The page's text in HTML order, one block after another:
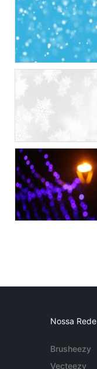
Nossa Rede
Brusheezy
Vecteezy